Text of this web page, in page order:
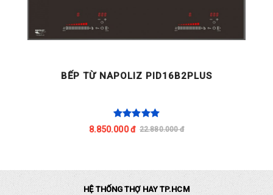
BẾP TỪ NAPOLIZ PID16B2PLUS
8.850.000 đ 22.880.000 đ
HỆ THỐNG THỢ HAY TP.HCM